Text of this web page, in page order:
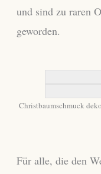
und sind zu raren
geworden.
Christbaumschmuck
Für alle, die den